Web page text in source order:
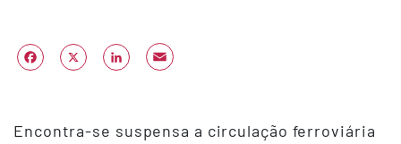
Facebook
X LinkedIn
Encontra-se suspensa a circulação ferroviária